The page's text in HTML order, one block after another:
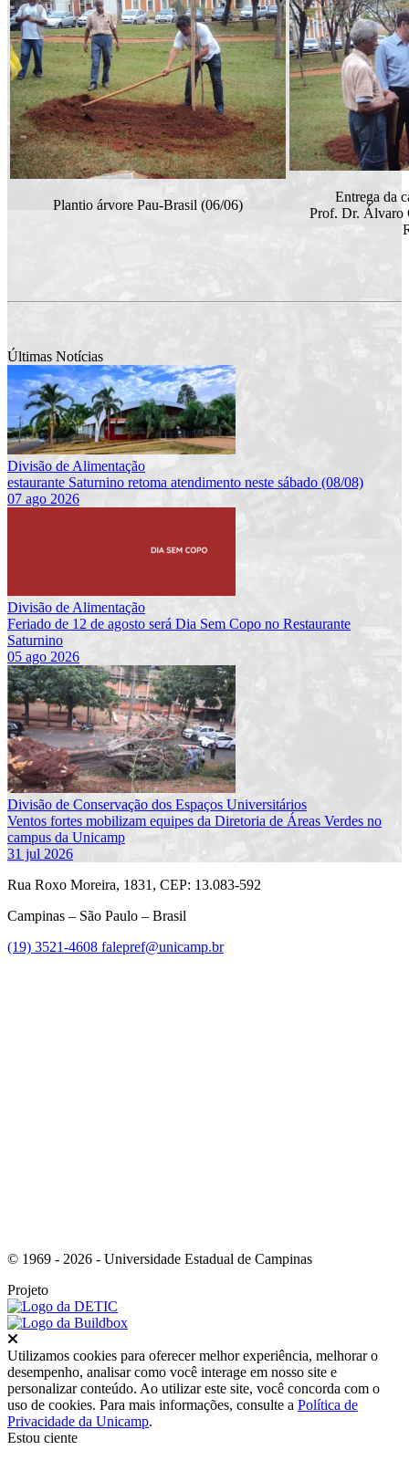
Plantio árvore Pau-Brasil (06/06)
Entrega da
Prof. Dr. Álvaro
Últimas Notícias
Divisão de Alimentação
estaurante Saturnino retoma atendimento neste sábado (08/08)
07 ago 2026
Divisão de Alimentação
Feriado de 12 de agosto será Dia Sem Copo no Restaurante
Saturnino
05 ago 2026
Divisão de Conservação dos Espaços Universitários
Ventos fortes mobilizam equipes da Diretoria de Áreas Verdes no
campus da Unicamp
31 jul 2026
Rua Roxo Moreira, 1831, CEP: 13.083-592
Campinas – São Paulo – Brasil
(19) 3521-4608 falepref@unicamp.br
© 1969 - 2026 - Universidade Estadual de Campinas
Projeto
Utilizamos cookies para oferecer melhor experiência, melhorar o
desempenho, analisar como você interage em nosso site e
personalizar conteúdo. Ao utilizar este site, você concorda com o
uso de cookies. Para mais informações, consulte a Política de
Privacidade da Unicamp.
Estou ciente